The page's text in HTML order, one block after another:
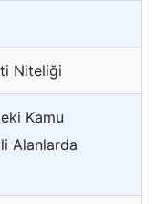
Niteliği
Kamu
Alanlarda